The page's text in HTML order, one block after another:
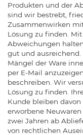
Produkten und der
sind wir bestrebt,
Zusammenwirken
Lösung zu finden.
Abweichungen
gut und
Mängel der Ware
per E-Mail
beschreiben. Wir
Lösung zu finden.
Kunde bleiben
erworbene
zwei Jahren ab
von rechtlichen